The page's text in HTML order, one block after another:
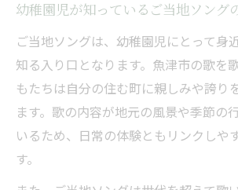
幼稚園児が知っているご当地ソング
ご当地ソングは、幼稚園児にとって身
知る入り口となります。魚津市の歌を
もたちは自分の住む町に親しみや誇り
ます。歌の内容が地元の風景や季節の
いるため、日常の体験ともリンクしや
す。